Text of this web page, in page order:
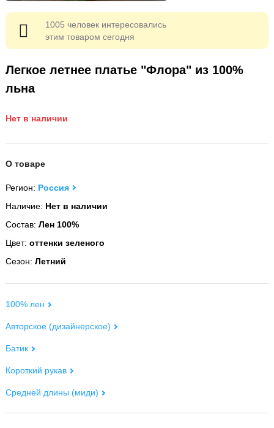
Легкое летнее платье "Флора" из 100%
льна
Нет в наличии
О товаре
Регион: Россия
Наличие: Нет в наличии
Состав: Лен 100%
Цвет: оттенки зеленого
Сезон: Летний
100% лен
Авторское (дизайнерское)
Батик
Короткий рукав
Средней длины (миди)
1005 человек интересовались
этим товаром сегодня